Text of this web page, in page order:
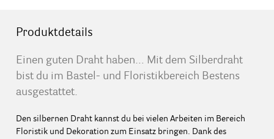
Produktdetails
Einen guten Draht haben… Mit dem Silberdraht
bist du im Bastel- und Floristikbereich Bestens
ausgestattet.
Den silbernen Draht kannst du bei vielen Arbeiten im Bereich
Floristik und Dekoration zum Einsatz bringen. Dank des